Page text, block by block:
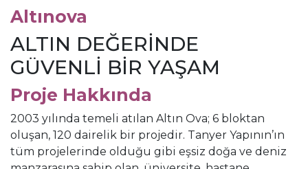
Altınova
ALTIN DEĞERİNDE
GÜVENLİ BİR YAŞAM
Proje Hakkında
2003 yılında temeli atılan Altın Ova; 6 bloktan
oluşan, 120 dairelik bir projedir. Tanyer Yapının’ın
tüm projelerinde olduğu gibi eşsiz doğa ve deniz